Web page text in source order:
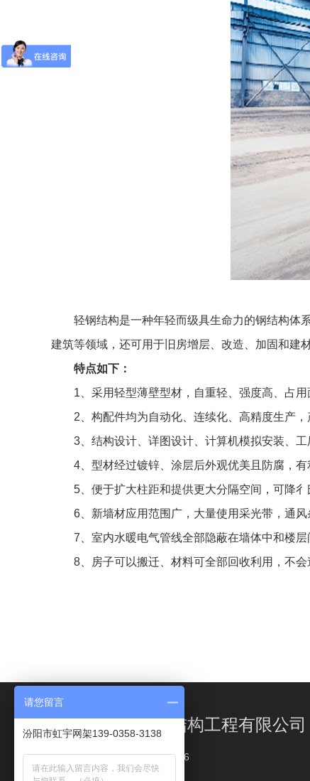
轻钢结构是一种年轻而级具生命力的钢结构体
建筑等领域，还可用于旧房增层、改造、加固和建
特点如下：
1、采用轻型薄壁型材，自重轻、强度高、占用
2、构配件均为自动化、连续化、高精度生产
3、结构设计、详图设计、计算机模拟安装、
4、型材经过镀锌、涂层后外观优美且防腐，有
5、便于扩大柱距和提供更大分隔空间，可降
6、新墙材应用范围广，大量使用采光带，通风
7、室内水暖电气管线全部隐蔽在墙体中和楼层
8、房子可以搬迁、材料可全部回收利用，不会
汾阳市虹宇网架结构工程有限公司
电话：0358-3331555/3333366
传真：0358-3331555
请您留言
汾阳市虹宇网架139-0358-3138